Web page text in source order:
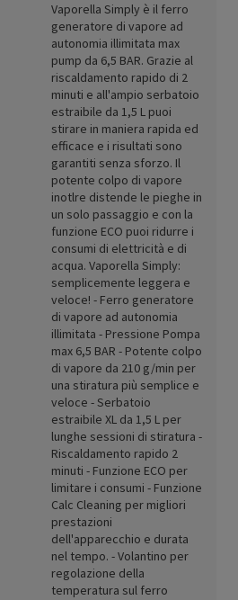
Vaporella Simply è il ferro
generatore di vapore ad
autonomia illimitata max
pump da 6,5 BAR. Grazie al
riscaldamento rapido di 2
minuti e all'ampio serbatoio
estraibile da 1,5 L puoi
stirare in maniera rapida ed
efficace e i risultati sono
garantiti senza sforzo. Il
potente colpo di vapore
inotlre distende le pieghe in
un solo passaggio e con la
funzione ECO puoi ridurre i
consumi di elettricità e di
acqua. Vaporella Simply:
semplicemente leggera e
veloce! - Ferro generatore
di vapore ad autonomia
illimitata - Pressione Pompa
max 6,5 BAR - Potente colpo
di vapore da 210 g/min per
una stiratura più semplice e
veloce - Serbatoio
estraibile XL da 1,5 L per
lunghe sessioni di stiratura -
Riscaldamento rapido 2
minuti - Funzione ECO per
limitare i consumi - Funzione
Calc Cleaning per migliori
prestazioni
dell'apparecchio e durata
nel tempo. - Volantino per
regolazione della
temperatura sul ferro